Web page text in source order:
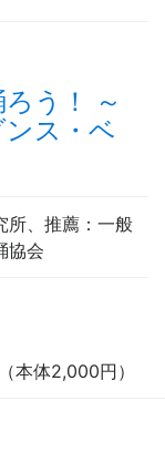
う！ ～
ス・ベ
、 推薦 ：一般
協会
本体2,000円）